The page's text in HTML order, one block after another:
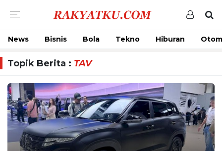
News Bisnis Bola Tekno Hiburan
Topik Berita : TAV